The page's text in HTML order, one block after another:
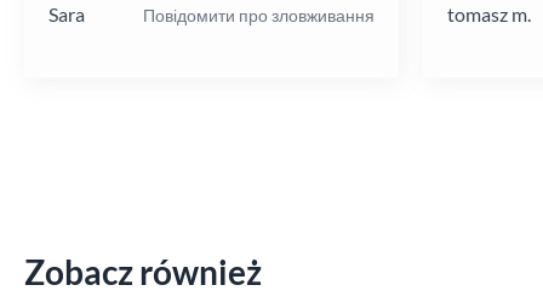
Sara Повідомити про зловживання
tomasz m.
Zobacz również